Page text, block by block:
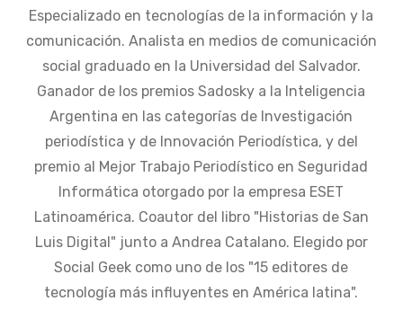
Especializado en tecnologías de la información y la
comunicación. Analista en medios de comunicación
social graduado en la Universidad del Salvador.
Ganador de los premios Sadosky a la Inteligencia
Argentina en las categorías de Investigación
periodística y de Innovación Periodística, y del
premio al Mejor Trabajo Periodístico en Seguridad
Informática otorgado por la empresa ESET
Latinoamérica. Coautor del libro "Historias de San
Luis Digital" junto a Andrea Catalano. Elegido por
Social Geek como uno de los "15 editores de
tecnología más influyentes en América latina".